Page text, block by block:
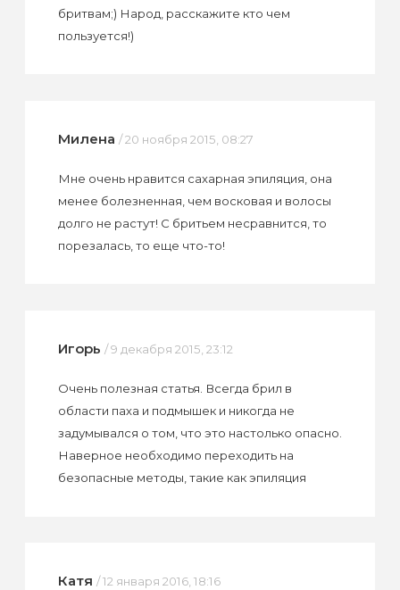
бритвам;) Народ, расскажите кто чем
пользуется!)
Милена / 20 ноября 2015, 08:27
Мне очень нравится сахарная эпиляция, она
менее болезненная, чем восковая и волосы
долго не растут! С бритьем несравнится, то
порезалась, то еще что-то!
Игорь / 9 декабря 2015, 23:12
Очень полезная статья. Всегда брил в
области паха и подмышек и никогда не
задумывался о том, что это настолько опасно.
Наверное необходимо переходить на
безопасные методы, такие как эпиляция
Катя / 12 января 2016, 18:16